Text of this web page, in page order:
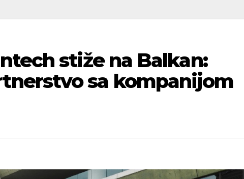
stiže na Balkan:
sa kompanijom